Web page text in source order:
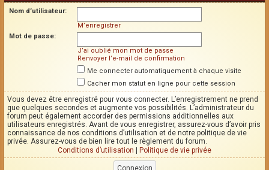
Nom d’utilisateur:
M’enregistrer
Mot de passe:
J’ai oublié mon mot de passe
Renvoyer l’e-mail de confirmation
Me connecter automatiquement à chaque visite
Cacher mon statut en ligne pour cette session
Vous devez être enregistré pour vous connecter. L’enregistrement ne prend
que quelques secondes et augmente vos possibilités. L’administrateur du
forum peut également accorder des permissions additionnelles aux
utilisateurs enregistrés. Avant de vous enregistrer, assurez-vous d’avoir pris
connaissance de nos conditions d’utilisation et de notre politique de vie
privée. Assurez-vous de bien lire tout le règlement du forum.
Conditions d’utilisation
Politique de vie privée